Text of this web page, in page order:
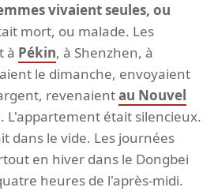
vivaient seules, ou
mort, ou malade. Les
à Pékin, à Shenzhen, à
le dimanche, envoyaient
revenaientau Nouvel
L'appartement était silencieux.
dans le vide. Les journées
en hiver dans le Dongbei
heures de l'après-midi.